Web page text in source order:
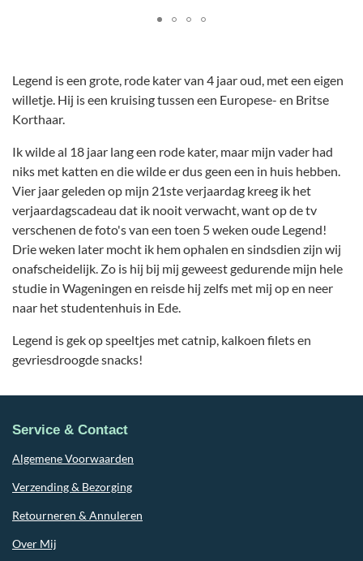
Legend is een grote, rode kater van 4 jaar oud, met een eigen
willetje. Hij is een kruising tussen een Europese- en Britse
Korthaar.
Ik wilde al 18 jaar lang een rode kater, maar mijn vader had
niks met katten en die wilde er dus geen een in huis hebben.
Vier jaar geleden op mijn 21ste verjaardag kreeg ik het
verjaardagscadeau dat ik nooit verwacht, want op de tv
verschenen de foto's van een toen 5 weken oude Legend!
Drie weken later mocht ik hem ophalen en sindsdien zijn wij
onafscheidelijk. Zo is hij bij mij geweest gedurende mijn hele
studie in Wageningen en reisde hij zelfs met mij op en neer
naar het studentenhuis in Ede.
Legend is gek op speeltjes met catnip, kalkoen filets en
gevriesdroogde snacks!
Service & Contact
Algemene Voorwaarden
Verzending & Bezorging
Retourneren & Annuleren
Over Mij